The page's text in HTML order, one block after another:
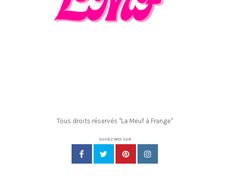
Tous droits réservés "La Meuf à Frange"
SUIVEZ MOI SUR